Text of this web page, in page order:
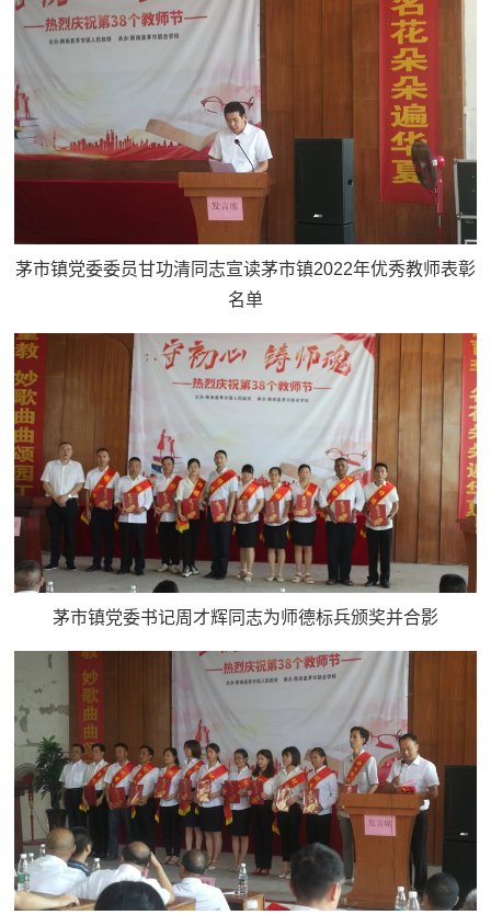
茅市镇党委委员甘功清同志宣读茅市镇2022年优秀教师表彰
名单
茅市镇党委书记周才辉同志为师德标兵颁奖并合影